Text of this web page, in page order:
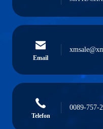
Email
Telefon
0089-757-